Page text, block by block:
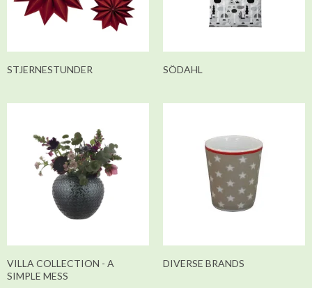
STJERNESTUNDER SÖDAHL
VILLA COLLECTION - A
SIMPLE MESS
DIVERSE BRANDS